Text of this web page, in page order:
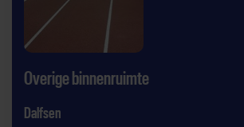
Overige binnenruimte
Dalfsen